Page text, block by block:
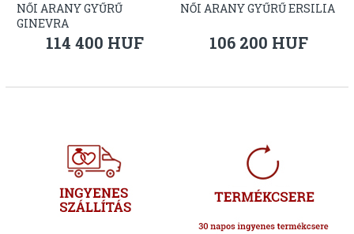
NŐI ARANY GYŰRŰ
GINEVRA
114 400 HUF
NŐI ARANY GYŰRŰ ERSILIA
106 200 HUF